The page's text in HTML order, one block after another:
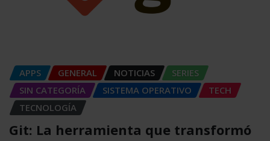
APPS GENERAL NOTICIAS
SERIES
SIN CATEGORÍA
SISTEMA OPERATIVO
TECH
TECNOLOGÍA
Git: La herramienta que transformó